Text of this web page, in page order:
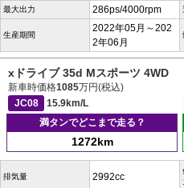
最大出力 286ps/4000rpm
生産期間
2022年05月～202
2年06月
xドライブ 35d Mスポーツ 4WD
新車時価格1085万円(税込)
JC08
15.9km/L
満タンでどこまで走る？
1272km
排気量 2992cc